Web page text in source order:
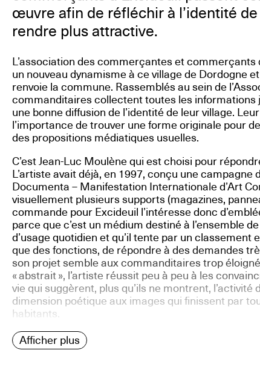
œuvre afin de réfléchir à l’identité
rendre plus attractive.
L’association des commerçantes et commerçants
un nouveau dynamisme à ce village de Dordogne
renvoie la commune. Rassemblés au sein de
commanditaires collectent toutes les informations
une bonne diffusion de l’identité de leur village.
l’importance de trouver une forme originale pour
des propositions médiatiques usuelles.
C’est Jean-Luc Moulène qui est choisi pour
L’artiste avait déjà, en 1997, conçu une
Documenta – Manifestation Internationale d’Art
visuellement plusieurs supports (magazines,
commande pour Excideuil l’intéresse donc
parce que c’est un médium destiné à l’ensemble
d’usage quotidien et qu’il tente par un classement
que des fonctions, de répondre à des demandes
son projet semble aux commanditaires trop
« abstrait », l’artiste réussit peu à peu à les
vie qui suggèrent, plus qu’ils ne montrent, l’activité
dimension poétique aux images qui finissent par
habitants.
Afficher plus